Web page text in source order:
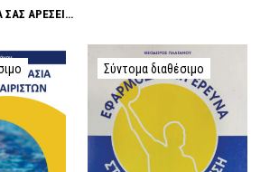
ΣΑΣ ΑΡΈΣΕΙ…
Σύντομα διαθέσιμο